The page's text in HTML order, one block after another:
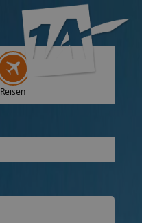
Reisen